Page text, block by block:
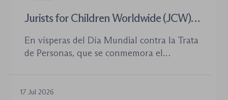
Jurists for Children Worldwide (JCW)
para combatir la trata de menores y
defender el Estado de Derecho
En vísperas del Día Mundial contra la Trata
de Personas, que se conmemora el
la World Jurist Association (WJA) y Just
17 Jul 2026